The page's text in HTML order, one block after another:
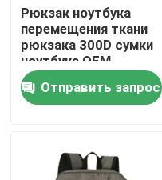
Домой
Продукты
Рюкзак ноутбука
перемещения ткани
рюкзака 300D сумки
ноутбука OEM
классический для
школы
Отправить запрос